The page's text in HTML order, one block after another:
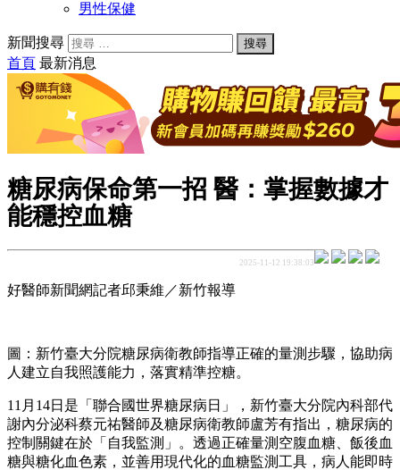
男性保健
新聞搜尋
首頁 最新消息
糖尿病保命第一招 醫：掌握數據才
能穩控血糖
2025-11-12 19:38:03
好醫師新聞網記者邱秉維／新竹報導
圖：新竹臺大分院糖尿病衛教師指導正確的量測步驟，協助病
人建立自我照護能力，落實精準控糖。
11月14日是「聯合國世界糖尿病日」，新竹臺大分院內科部代
謝內分泌科蔡元祐醫師及糖尿病衛教師盧芳有指出，糖尿病的
控制關鍵在於「自我監測」。透過正確量測空腹血糖、飯後血
糖與糖化血色素，並善用現代化的血糖監測工具，病人能即時